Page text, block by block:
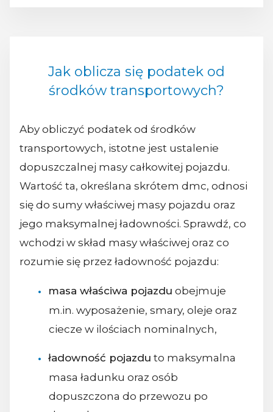
Jak oblicza się podatek od
środków transportowych?
Aby obliczyć podatek od środków
transportowych, istotne jest ustalenie
dopuszczalnej masy całkowitej pojazdu.
Wartość ta, określana skrótem dmc, odnosi
się do sumy właściwej masy pojazdu oraz
jego maksymalnej ładowności. Sprawdź, co
wchodzi w skład masy właściwej oraz co
rozumie się przez ładowność pojazdu:
masa właściwa pojazdu obejmuje
m.in. wyposażenie, smary, oleje oraz
ciecze w ilościach nominalnych,
ładowność pojazdu to maksymalna
masa ładunku oraz osób
dopuszczona do przewozu po